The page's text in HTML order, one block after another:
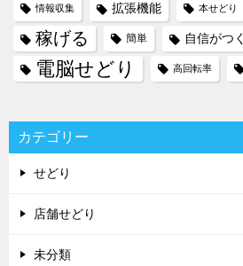
情報収集 拡張機能 本せどり
稼げる 簡単 自信がつく
電脳せどり 高回転率
カテゴリー
せどり
店舗せどり
未分類